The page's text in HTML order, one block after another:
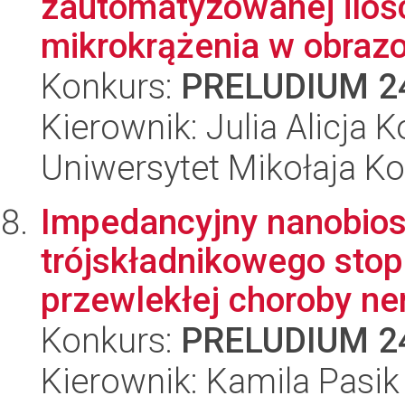
mikrokrążenia w
Konkurs: PRELUDIUM
Kierownik: Julia Alicja
Uniwersytet Mikołaja
Impedancyjny
trójskładnikowego
przewlekłej choroby
Konkurs: PRELUDIUM
Kierownik: Kamila Pasik